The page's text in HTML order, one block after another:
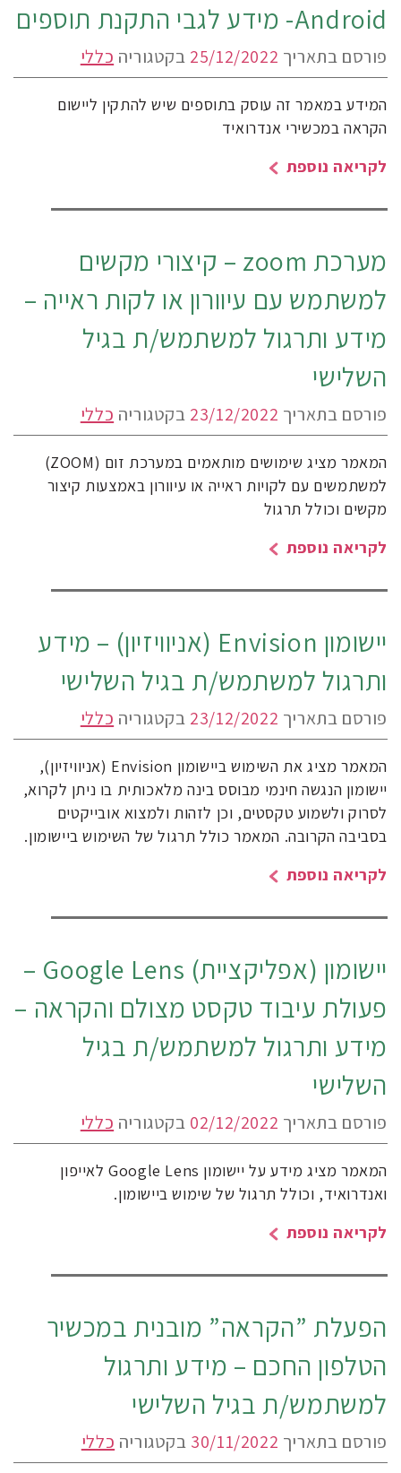
Android- מידע לגבי התקנת תוספים
פורסם בתאריך 25/12/2022 בקטגוריה כללי
המידע במאמר זה עוסק בתוספים שיש להתקין ליישום
הקראה במכשירי אנדרואיד
לקריאה נוספת
מערכת zoom – קיצורי מקשים
למשתמש עם עיוורון או לקות ראייה –
מידע ותרגול למשתמש/ת בגיל
השלישי
פורסם בתאריך 23/12/2022 בקטגוריה כללי
המאמר מציג שימושים מותאמים במערכת זום (ZOOM)
למשתמשים עם לקויות ראייה או עיוורון באמצעות קיצור
מקשים וכולל תרגול
לקריאה נוספת
יישומון Envision (אניוויזיון) – מידע
ותרגול למשתמש/ת בגיל השלישי
פורסם בתאריך 23/12/2022 בקטגוריה כללי
המאמר מציג את השימוש ביישומון Envision (אניוויזיון),
יישומון הנגשה חינמי מבוסס בינה מלאכותית בו ניתן לקרוא,
לסרוק ולשמוע טקסטים, וכן לזהות ולמצוא אובייקטים
בסביבה הקרובה. המאמר כולל תרגול של השימוש ביישומון.
לקריאה נוספת
יישומון (אפליקציית) Google Lens –
פעולת עיבוד טקסט מצולם והקראה –
מידע ותרגול למשתמש/ת בגיל
השלישי
פורסם בתאריך 02/12/2022 בקטגוריה כללי
המאמר מציג מידע על יישומון Google Lens לאייפון
ואנדרואיד, וכולל תרגול של שימוש ביישומון.
לקריאה נוספת
הפעלת ”הקראה” מובנית במכשיר
הטלפון החכם – מידע ותרגול
למשתמש/ת בגיל השלישי
פורסם בתאריך 30/11/2022 בקטגוריה כללי